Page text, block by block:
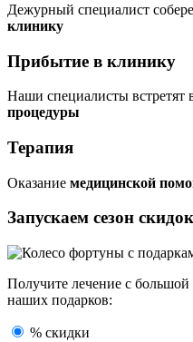
Дежурный специалист
клинику
Прибытие в клинику
Наши специалисты встретят
процедуры
Терапия
Оказание медицинской
Запускаем сезон
Получите лечение с
наших подарков:
% скидки